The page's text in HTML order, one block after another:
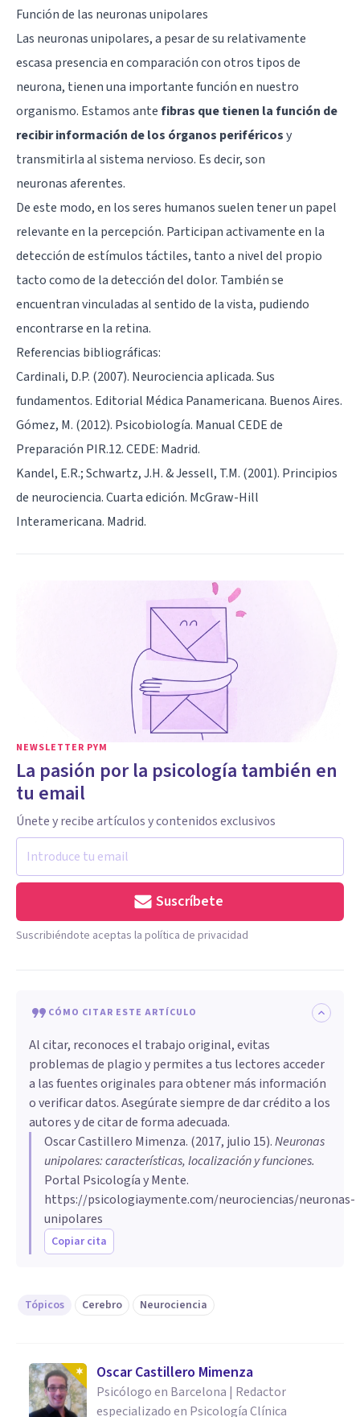
Función de las neuronas unipolares
Las neuronas unipolares, a pesar de su relativamente
escasa presencia en comparación con otros tipos de
neurona, tienen una importante función en nuestro
organismo. Estamos antefibras que tienen la función de
recibir información de los órganos periféricosy
transmitirla al sistema nervioso. Es decir, son
neuronasaferentes.
De este modo, en los seres humanos suelen tener un papel
relevante en la percepción. Participan activamente en la
detección de estímulos táctiles, tanto a nivel del propio
tacto como de la detección del dolor. También se
encuentran vinculadas al sentido de la vista, pudiendo
encontrarse en la retina.
Referencias bibliográficas:
Cardinali, D.P. (2007). Neurociencia aplicada. Sus
fundamentos. Editorial Médica Panamericana. Buenos Aires.
Gómez, M. (2012). Psicobiología. Manual CEDE de
Preparación PIR.12. CEDE: Madrid.
Kandel, E.R.; Schwartz, J.H. & Jessell, T.M. (2001). Principios
de neurociencia. Cuarta edición. McGraw-Hill
Interamericana. Madrid.
NEWSLETTER PYM
La pasión por la psicología también en
tu email
Únete y recibe artículos y contenidos exclusivos
Suscríbete
Suscribiéndote aceptas la política de privacidad
CÓMO CITAR ESTE ARTÍCULO
Al citar, reconoces el trabajo original, evitas
problemas de plagio y permites a tus lectores acceder
a las fuentes originales para obtener más información
o verificar datos. Asegúrate siempre de dar crédito a los
autores y de citar de forma adecuada.
Oscar Castillero Mimenza. (2017, julio 15).Neuronas
unipolares: características, localización y funciones.
Portal Psicología y Mente.
https://psicologiaymente.com/neurociencias/neuronas-
unipolares
Copiar cita
Tópicos Cerebro Neurociencia
Oscar Castillero Mimenza
Psicólogo en Barcelona | Redactor
especializado en Psicología Clínica